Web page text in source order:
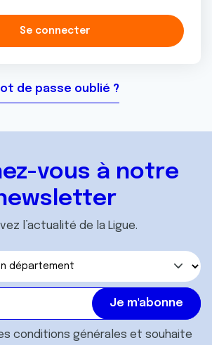
de passe oublié ?
vous à notre
l’actualité de la Ligue.
conditions générales et souhaite